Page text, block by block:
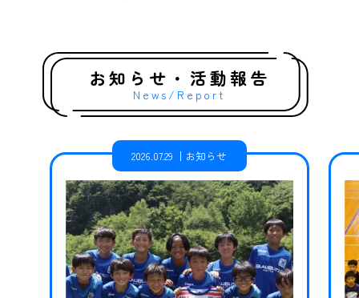
お知らせ・活動報告
News/Report
2026.07.29 お知らせ